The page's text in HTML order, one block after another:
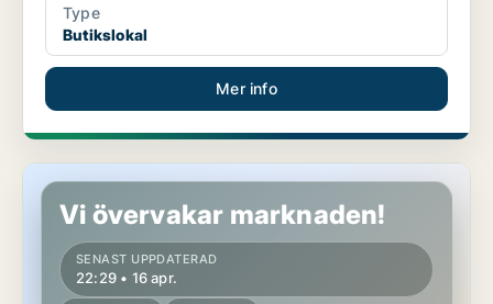
Type
Butikslokal
Mer info
Butikslokal i Sofielund
Vi övervakar marknaden!
SENAST UPPDATERAD
22:29 • 16 apr.